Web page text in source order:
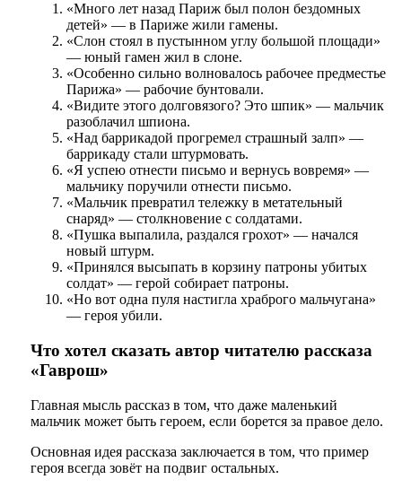
«Много лет назад Париж был полон бездомных
детей» — в Париже жили гамены.
«Слон стоял в пустынном углу большой площади»
— юный гамен жил в слоне.
«Особенно сильно волновалось рабочее предместье
Парижа» — рабочие бунтовали.
«Видите этого долговязого? Это шпик» — мальчик
разоблачил шпиона.
«Над баррикадой прогремел страшный залп» —
баррикаду стали штурмовать.
«Я успею отнести письмо и вернусь вовремя» —
мальчику поручили отнести письмо.
«Мальчик превратил тележку в метательный
снаряд» — столкновение с солдатами.
«Пушка выпалила, раздался грохот» — начался
новый штурм.
«Принялся высыпать в корзину патроны убитых
солдат» — герой собирает патроны.
«Но вот одна пуля настигла храброго мальчугана»
— героя убили.
Что хотел сказать автор читателю рассказа
«Гаврош»
Главная мысль рассказ в том, что даже маленький
мальчик может быть героем, если борется за правое дело.
Основная идея рассказа заключается в том, что пример
героя всегда зовёт на подвиг остальных.